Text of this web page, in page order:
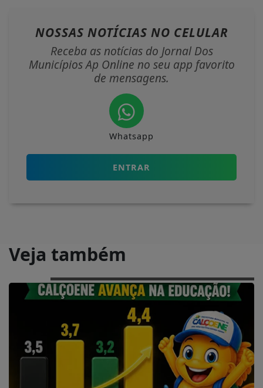
NOSSAS NOTÍCIAS NO CELULAR
Receba as notícias do Jornal Dos
Municípios Ap Online no seu app favorito
de mensagens.
Whatsapp
ENTRAR
Veja também